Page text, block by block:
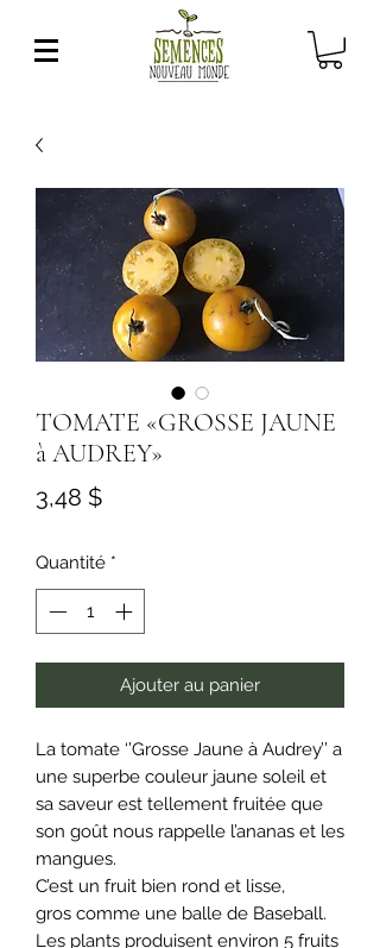
TOMATE «GROSSE JAUNE
à AUDREY»
3,48 $Prix
Quantité *
Ajouter au panier
La tomate ‘’Grosse Jaune à Audrey’’ a
une superbe couleur jaune soleil et
sa saveur est tellement fruitée que
son goût nous rappelle l’ananas et les
mangues.
C’est un fruit bien rond et lisse,
gros comme une balle de Baseball.
Les plants produisent environ 5 fruits